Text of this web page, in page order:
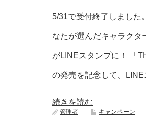
5/31で受付終了しました
なたが選んだキャラクタ
がLINEスタンプに！ 「
の発売を記念して、LINE
続きを読む
管理者 キャンペーン